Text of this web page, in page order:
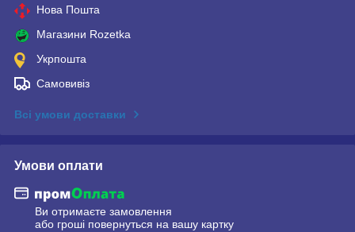
Нова Пошта
Магазини Rozetka
Укрпошта
Самовивіз
Всі умови доставки
Умови оплати
Ви отримаєте замовлення
або гроші повернуться на вашу картку